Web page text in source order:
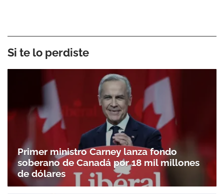
Si te lo perdiste
Primer ministro Carney lanza fondo
soberano de Canadá por 18 mil millones
de dólares